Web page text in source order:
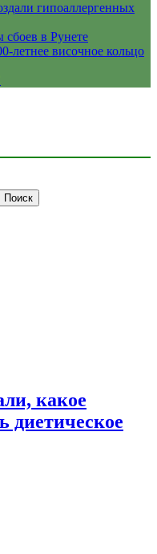
гипоаллергенных
в Рунете
летнее височное кольцо
какое
диетическое